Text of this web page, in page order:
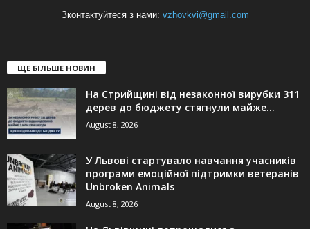
Зконтактуйтеся з нами: vzhovkvi@gmail.com
ЩЕ БІЛЬШЕ НОВИН
На Стрийщині від незаконної вирубки 311
дерев до бюджету стягнули майже...
August 8, 2026
У Львові стартувало навчання учасників
програми емоційної підтримки ветеранів
Unbroken Animals
August 8, 2026